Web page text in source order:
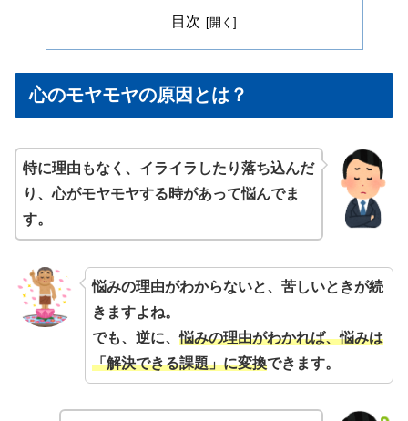
目次
心のモヤモヤの原因とは？
特に理由もなく、イライラしたり落ち込んだ
り、心がモヤモヤする時があって悩んでま
す。
悩みの理由がわからないと、苦しいときが続
きますよね。
でも、逆に、悩みの理由がわかれば、悩みは
「解決できる課題」に変換できます。